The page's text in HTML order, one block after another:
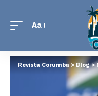
Aa
Revista Corumba >Blog>